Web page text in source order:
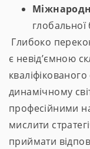
глобальної
Глибоко
є невід’ємною
динамічному
професійними
мислити
приймати